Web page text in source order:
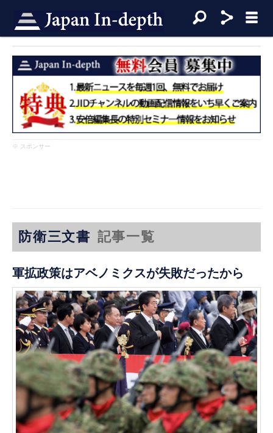
※ スポンサー
防衛三文書 記事一覧
軍拡政策はアベノミクスが失敗だったから